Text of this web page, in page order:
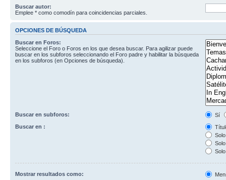
Buscar autor:
Emplee * como comodín para coincidencias parciales.
OPCIONES DE BÚSQUEDA
Buscar en Foros:
Seleccione el Foro o Foros en los que desea buscar. Para agilizar puede
buscar en los subforos seleccionando el Foro padre y habilitar la búsqueda
en los subforos (en Opciones de búsqueda).
Buscar en subforos:
Sí
Buscar en :
Mostrar resultados como: